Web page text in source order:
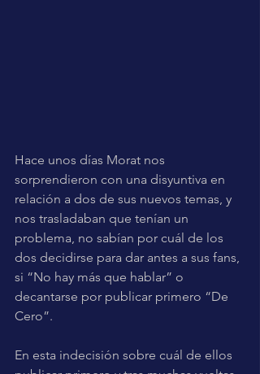
Hace unos días Morat nos
sorprendieron con una disyuntiva en
relación a dos de sus nuevos temas, y
nos trasladaban que tenían un
problema, no sabían por cuál de los
dos decidirse para dar antes a sus fans,
si “No hay más que hablar” o
decantarse por publicar primero “De
Cero”.
En esta indecisión sobre cuál de ellos